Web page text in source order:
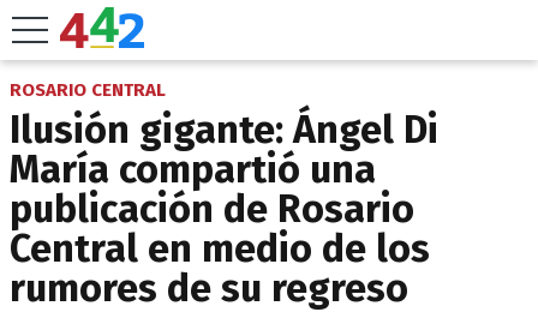
ROSARIO CENTRAL
Ilusión gigante: Ángel Di
María compartió una
publicación de Rosario
Central en medio de los
rumores de su regreso